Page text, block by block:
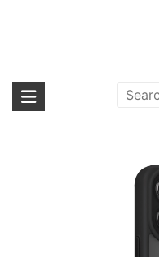
海外輸入ブラ
海外事業部が取り揃えている
ランド」をはじめ「ユニーク
14 Pro Black